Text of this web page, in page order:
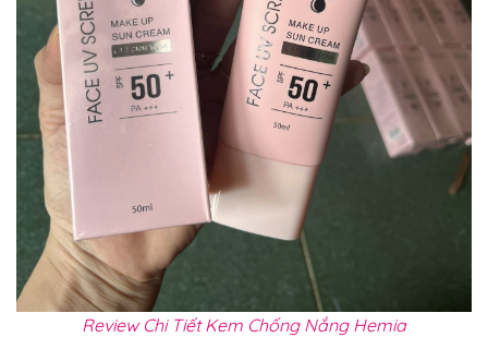
Review Chi Tiết Kem Chống Nắng Hemia